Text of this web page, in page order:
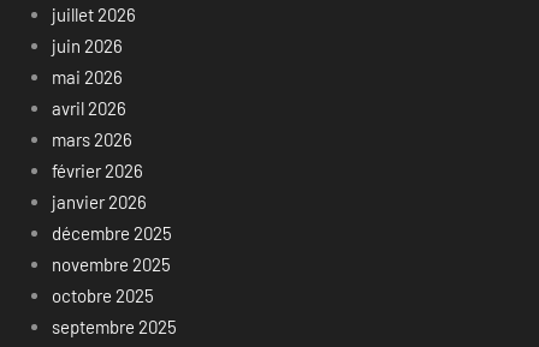
juillet 2026
juin 2026
mai 2026
avril 2026
mars 2026
février 2026
janvier 2026
décembre 2025
novembre 2025
octobre 2025
septembre 2025